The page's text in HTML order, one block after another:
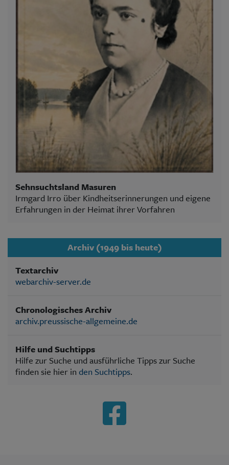
Sehnsuchtsland Masuren
Irmgard Irro über Kindheitserinnerungen und eigene
Erfahrungen in der Heimat ihrer Vorfahren
Archiv (1949 bis heute)
Textarchiv
webarchiv-server.de
Chronologisches Archiv
archiv.preussische-allgemeine.de
Hilfe und Suchtipps
Hilfe zur Suche und ausführliche Tipps zur Suche
finden sie hier in den Suchtipps.